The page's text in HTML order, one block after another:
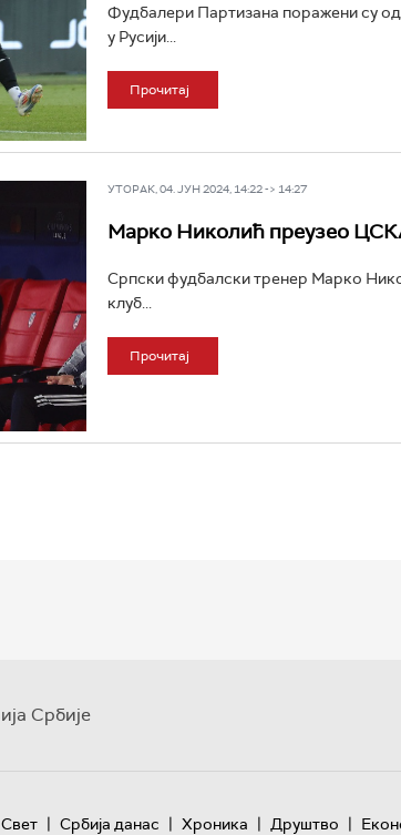
Фудбалери Партизана поражени су
у Русији...
Прочитај
УТОРАК, 04. ЈУН 2024, 14:22 -> 14:27
Марко Николић преузео
Српски фудбалски тренер Марко
клуб...
Прочитај
Србије
Свет | Србија данас | Хроника | Друштво |